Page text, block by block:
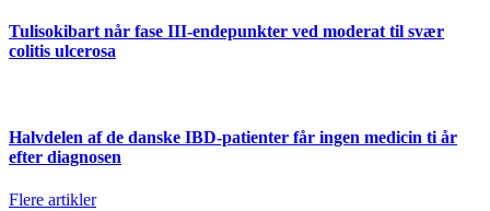
Tulisokibart når fase III-endepunkter ved moderat til svær
colitis ulcerosa
Halvdelen af de danske IBD-patienter får ingen medicin ti år
efter diagnosen
Flere artikler